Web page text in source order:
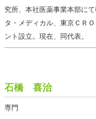
究所、本社医薬事業本部に
タ・メディカル、東京ＣＲ
ント設立。現在、同代表。
石橋 喜治
専門